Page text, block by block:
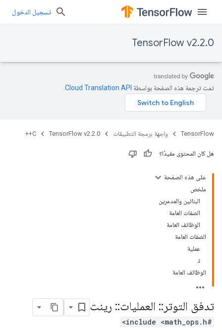
تسجيل الدخول
TensorFlow v2.2.0
تمت ترجمة هذه الصفحة بواسطة Cloud Translation API‏
TensorFlow واجهة برمجة التطبيقات TensorFlow v2.2.0
C++
هل كان المحتوى مفيدًا؟
على هذه الصفحة
ملخص
البنائين والمدمرين
الصفات العامة
الوظائف العامة
الصفات العامة
عملية
ذ
الوظائف العامة
تدفق التوتر :: العمليات:: رينت
#include <math_ops.h>